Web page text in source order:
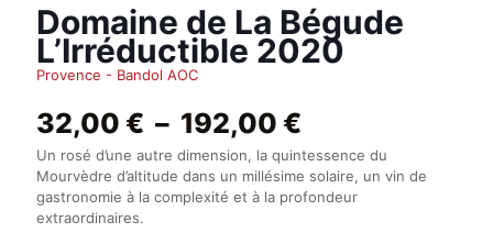
Domaine de La Bégude
L’Irréductible 2020
Provence - Bandol AOC
32,00 € – 192,00 €
de
prix :
32,00 €
à
Un rosé d’une autre dimension, la quintessence du
Mourvèdre d’altitude dans un millésime solaire, un vin de
gastronomie à la complexité et à la profondeur
extraordinaires.